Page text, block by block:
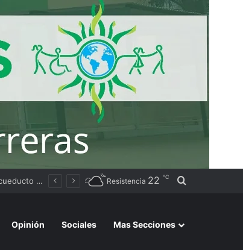
Resistencia 22 ℃ Buscar por
Opinión Sociales Mas Secciones